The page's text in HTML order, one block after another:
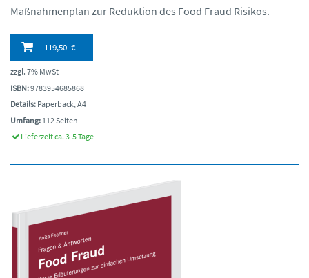
Maßnahmenplan zur Reduktion des Food Fraud Risikos.
119,50 €
zzgl. 7% MwSt
ISBN:9783954685868
Details: Paperback, A4
Umfang: 112 Seiten
Lieferzeit ca. 3-5 Tage